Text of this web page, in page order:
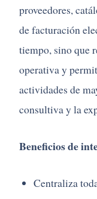
proveedores,
de facturación
tiempo, sino que
operativa y
actividades de
consultiva y la
Beneficios de
Centraliza